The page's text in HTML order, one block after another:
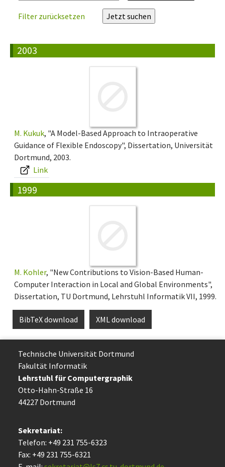
Filter zurücksetzen
2003
M. Kukuk, "A Model-Based Approach to Intraoperative
Guidance of Flexible Endoscopy", Dissertation, Universität
Dortmund, 2003.
Link
1999
M. Kohler, "New Contributions to Vision-Based Human-
Computer Interaction in Local and Global Environments",
Dissertation, TU Dortmund, Lehrstuhl Informatik VII, 1999.
BibTeX download XML download
Technische Uni­ver­si­tät Dort­mund
Fakultät Informatik
Lehrstuhl für Computergraphik
Otto-Hahn-Straße 16
44227 Dort­mund
Sekretariat:
Telefon: +49 231 755-6323
Fax: +49 231 755-6321